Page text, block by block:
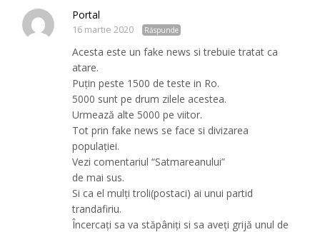
Portal
16 martie 2020 Răspunde
Acesta este un fake news si trebuie tratat ca
atare.
Puțin peste 1500 de teste in Ro.
5000 sunt pe drum zilele acestea.
Urmează alte 5000 pe viitor.
Tot prin fake news se face si divizarea
populației.
Vezi comentariul “Satmareanului”
de mai sus.
Si ca el mulți troli(postaci) ai unui partid
trandafiriu.
Încercați sa va stăpâniți si sa aveţi grijă unul de